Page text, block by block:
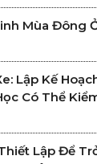
Mùa Đông
Lập Kế
Có Thể
Lập Để